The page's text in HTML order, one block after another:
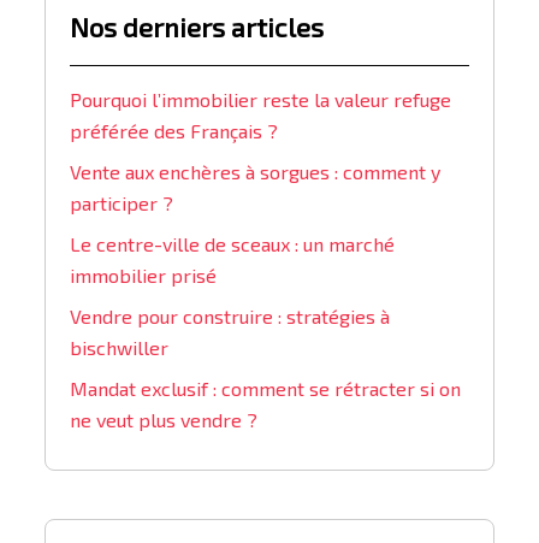
Nos derniers articles
Pourquoi l’immobilier reste la valeur refuge
préférée des Français ?
Vente aux enchères à sorgues : comment y
participer ?
Le centre-ville de sceaux : un marché
immobilier prisé
Vendre pour construire : stratégies à
bischwiller
Mandat exclusif : comment se rétracter si on
ne veut plus vendre ?